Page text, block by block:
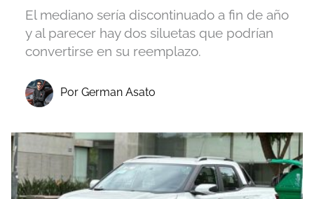
El mediano sería discontinuado a fin de año
y al parecer hay dos siluetas que podrían
convertirse en su reemplazo.
Por German Asato